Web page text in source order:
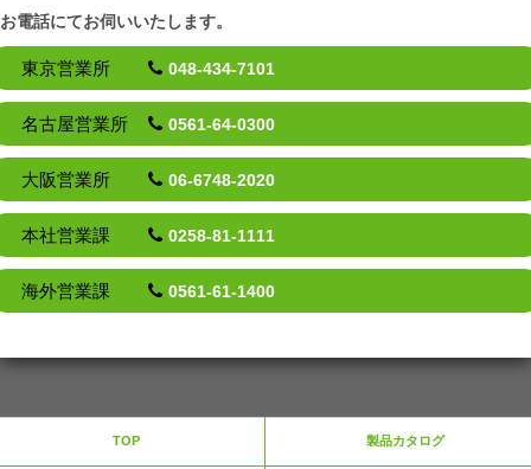
お電話にてお伺いいたします。
東京営業所 048-434-7101
名古屋営業所 0561-64-0300
大阪営業所 06-6748-2020
本社営業課 0258-81-1111
海外営業課 0561-61-1400
TOP 製品カタログ